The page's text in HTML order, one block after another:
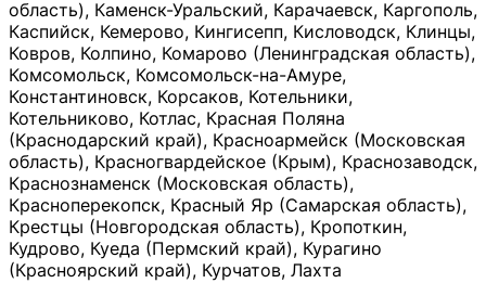
область), Каменск-Уральский, Карачаевск, Каргополь,
Каспийск, Кемерово, Кингисепп, Кисловодск, Клинцы,
Ковров, Колпино, Комарово (Ленинградская область),
Комсомольск, Комсомольск-на-Амуре,
Константиновск, Корсаков, Котельники,
Котельниково, Котлас, Красная Поляна
(Краснодарский край), Красноармейск (Московская
область), Красногвардейское (Крым), Краснозаводск,
Краснознаменск (Московская область),
Красноперекопск, Красный Яр (Самарская область),
Крестцы (Новгородская область), Кропоткин,
Кудрово, Куеда (Пермский край), Курагино
(Красноярский край), Курчатов, Лахта